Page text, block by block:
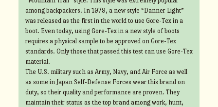
among backpackers. In 1979, a new style “Danner Light”
was released as the first in the world to use Gore-Tex in a
boot. Even today, using Gore-Tex in a new style of boots
requires a physical sample to be approved on Gore-Tex
standards. Only those that passed this test can use Gore-Tex
material.
The U.S. military such as Army, Navy, and Air Force as well
as some in Japan Self-Defense Forces wear this brand on
duty, so their quality and performance are proven. They
maintain their status as the top brand among work, hunt,